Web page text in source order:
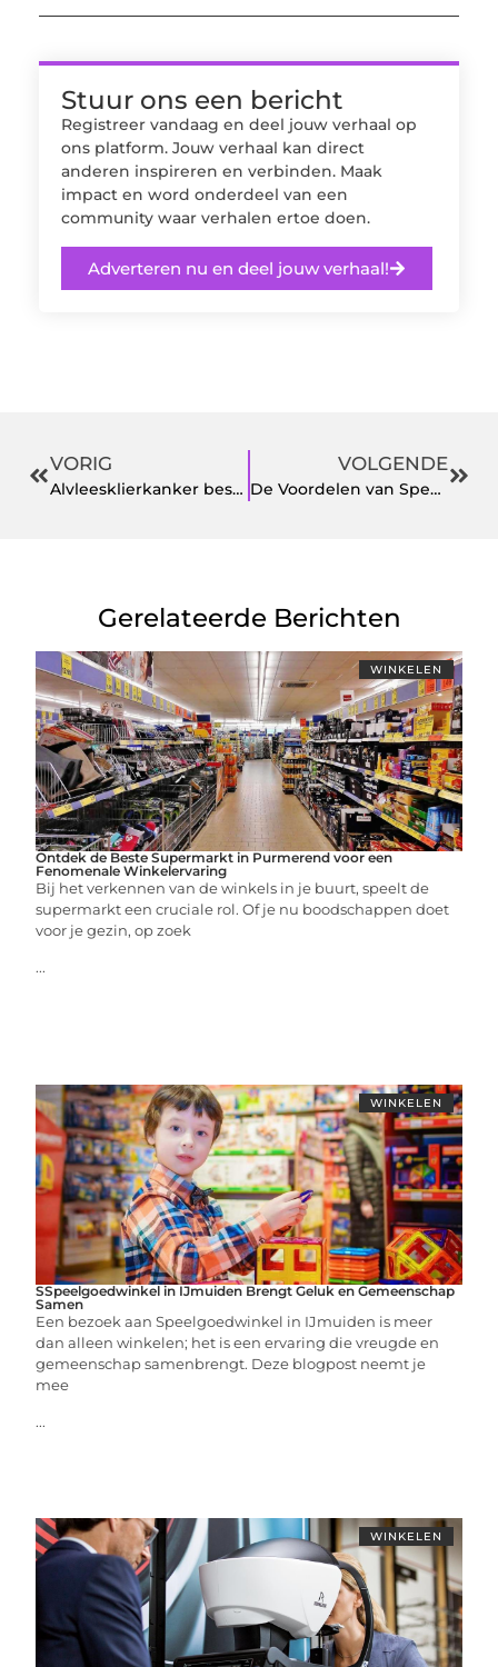
Stuur ons een bericht
Registreer vandaag en deel jouw verhaal op
ons platform. Jouw verhaal kan direct
anderen inspireren en verbinden. Maak
impact en word onderdeel van een
community waar verhalen ertoe doen.
Adverteren nu en deel jouw verhaal!
VORIG
Alvleesklierkanker bestrijden met Support Casper: De nieuwste ontwikkelingen
VOLGENDE
De Voordelen van Specialistisch Interieuradvies Amersfoort
Gerelateerde Berichten
WINKELEN
Ontdek de Beste Supermarkt in Purmerend voor een
Fenomenale Winkelervaring
Bij het verkennen van de winkels in je buurt, speelt de
supermarkt een cruciale rol. Of je nu boodschappen doet
voor je gezin, op zoek
...
WINKELEN
SSpeelgoedwinkel in IJmuiden Brengt Geluk en Gemeenschap
Samen
Een bezoek aan Speelgoedwinkel in IJmuiden is meer
dan alleen winkelen; het is een ervaring die vreugde en
gemeenschap samenbrengt. Deze blogpost neemt je
mee
...
WINKELEN